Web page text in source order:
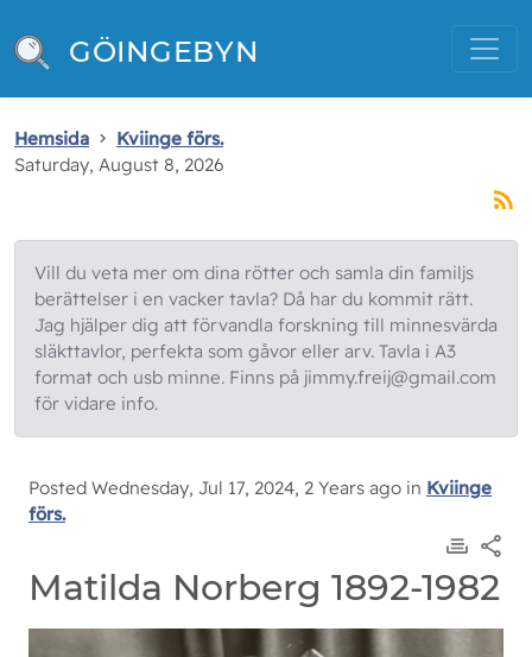
GÖINGEBYN
Hemsida
Kviinge förs.
Saturday, August 8, 2026
Vill du veta mer om dina rötter och samla din familjs
berättelser i en vacker tavla? Då har du kommit rätt.
Jag hjälper dig att förvandla forskning till minnesvärda
släkttavlor, perfekta som gåvor eller arv. Tavla i A3
format och usb minne. Finns på jimmy.freij@gmail.com
för vidare info.
Posted Wednesday, Jul 17, 2024, 2 Years ago in Kviinge
förs.
Matilda Norberg 1892-1982